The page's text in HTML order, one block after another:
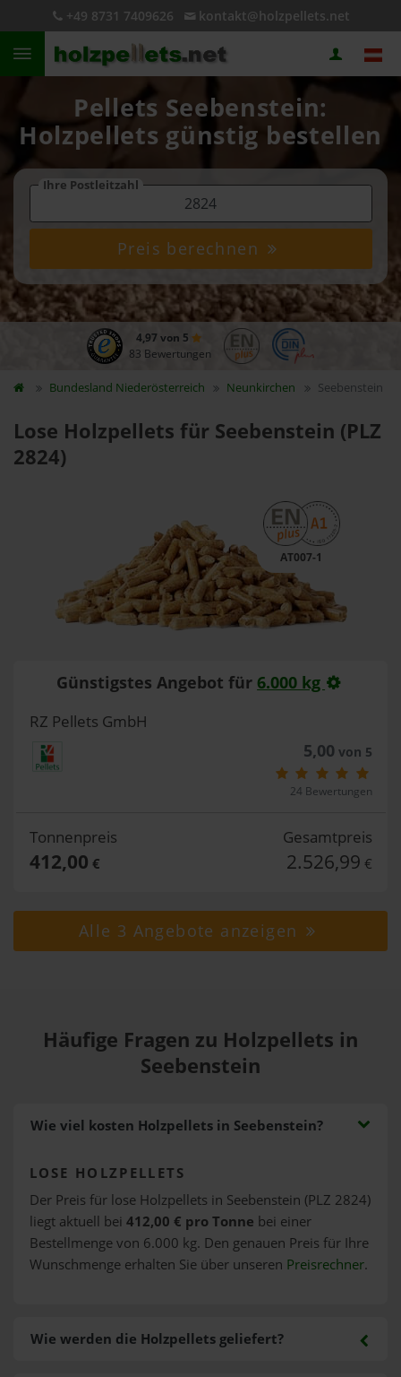
+49 8731 7409626 kontakt@holzpellets.net
Pellets Seebenstein:
Holzpellets günstig bestellen
Ihre Postleitzahl
Preis berechnen
4,97 von 5
83 Bewertungen
Bundesland Niederösterreich Neunkirchen Seebenstein
Lose Holzpellets für Seebenstein (PLZ
2824)
AT007-1
Günstigstes Angebot für 6.000 kg
RZ Pellets GmbH
5,00 von 5
24 Bewertungen
Tonnenpreis
412,00 €
Gesamtpreis
2.526,99 €
Alle 3 Angebote anzeigen
Häufige Fragen zu Holzpellets in
Seebenstein
Wie viel kosten Holzpellets in Seebenstein?
LOSE HOLZPELLETS
Der Preis für lose Holzpellets in Seebenstein (PLZ 2824)
liegt aktuell bei 412,00 € pro Tonne bei einer
Bestellmenge von 6.000 kg. Den genauen Preis für Ihre
Wunschmenge erhalten Sie über unseren Preisrechner.
Wie werden die Holzpellets geliefert?